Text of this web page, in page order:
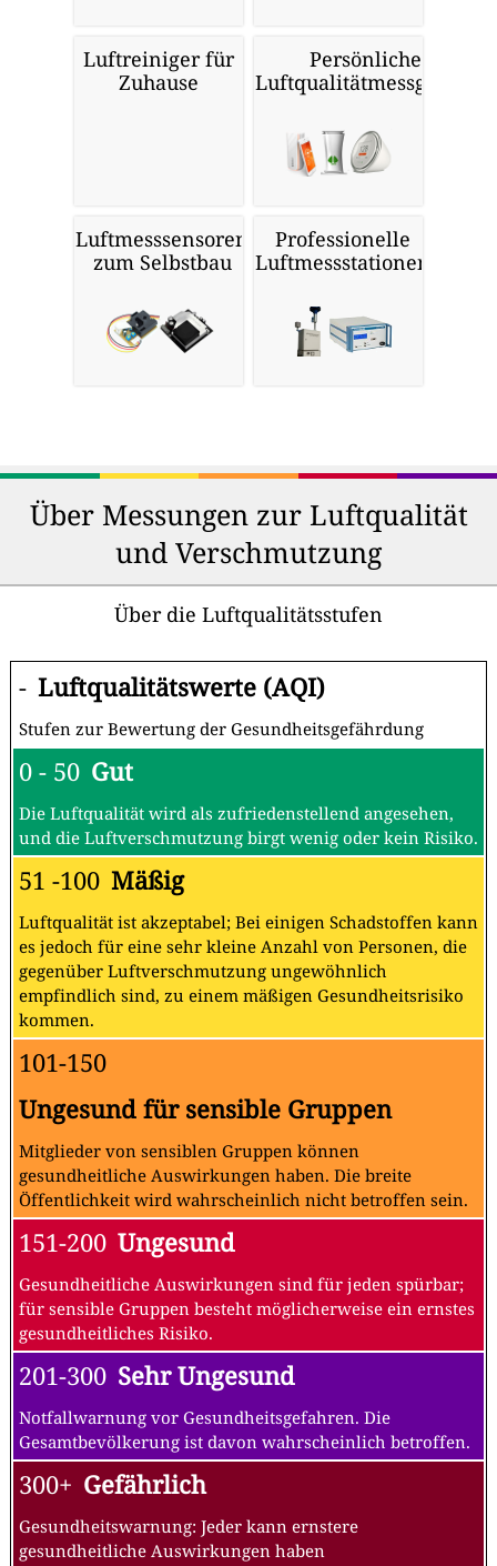
Luftreiniger für
Zuhause
Persönliche
Luftqualitätmessgeräte
Luftmesssensoren
zum Selbstbau
Professionelle
Luftmessstationen
Über Messungen zur Luftqualität
und Verschmutzung
Über die Luftqualitätsstufen
- Luftqualitätswerte (AQI)
Stufen zur Bewertung der Gesundheitsgefährdung
0 - 50 Gut
Die Luftqualität wird als zufriedenstellend angesehen,
und die Luftverschmutzung birgt wenig oder kein Risiko.
51 -100 Mäßig
Luftqualität ist akzeptabel; Bei einigen Schadstoffen kann
es jedoch für eine sehr kleine Anzahl von Personen, die
gegenüber Luftverschmutzung ungewöhnlich
empfindlich sind, zu einem mäßigen Gesundheitsrisiko
kommen.
101-150
Ungesund für sensible Gruppen
Mitglieder von sensiblen Gruppen können
gesundheitliche Auswirkungen haben. Die breite
Öffentlichkeit wird wahrscheinlich nicht betroffen sein.
151-200 Ungesund
Gesundheitliche Auswirkungen sind für jeden spürbar;
für sensible Gruppen besteht möglicherweise ein ernstes
gesundheitliches Risiko.
201-300 Sehr Ungesund
Notfallwarnung vor Gesundheitsgefahren. Die
Gesamtbevölkerung ist davon wahrscheinlich betroffen.
300+ Gefährlich
Gesundheitswarnung: Jeder kann ernstere
gesundheitliche Auswirkungen haben